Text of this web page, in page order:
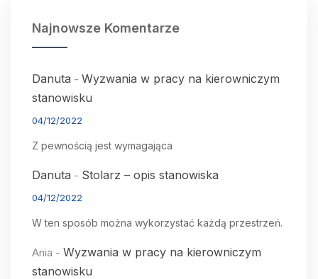
Najnowsze Komentarze
Danuta - Wyzwania w pracy na kierowniczym
stanowisku
04/12/2022
Z pewnością jest wymagająca
Danuta - Stolarz – opis stanowiska
04/12/2022
W ten sposób można wykorzystać każdą przestrzeń.
Ania - Wyzwania w pracy na kierowniczym
stanowisku